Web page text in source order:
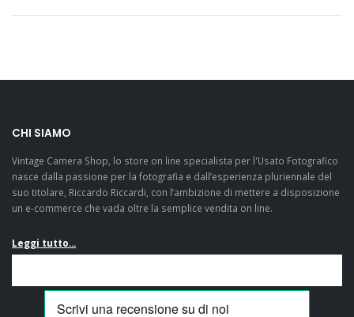
CHI SIAMO
Vintage Camera Shop, lo store on line specialista per l'Usato Fotografico
nasce dalla passione per la fotografia e dall’esperienza pluriennale del
suo titolare, Riccardo Riccardi, con l’ambizione di mettere a disposizione
un e-commerce che vada oltre la semplice vendita on line.
Leggi tutto...